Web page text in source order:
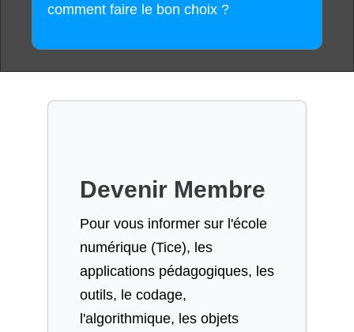
comment faire le bon choix ?
Devenir Membre
Pour vous informer sur l'école
numérique (Tice), les
applications pédagogiques, les
outils, le codage,
l'algorithmique, les objets